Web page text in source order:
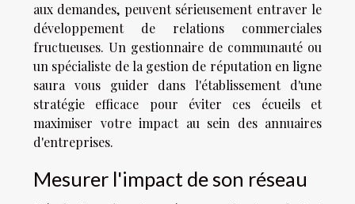
aux demandes, peuvent sérieusement entraver le
développement de relations commerciales
fructueuses. Un gestionnaire de communauté ou
un spécialiste de la gestion de réputation en ligne
saura vous guider dans l'établissement d'une
stratégie efficace pour éviter ces écueils et
maximiser votre impact au sein des annuaires
d'entreprises.
Mesurer l'impact de son réseau